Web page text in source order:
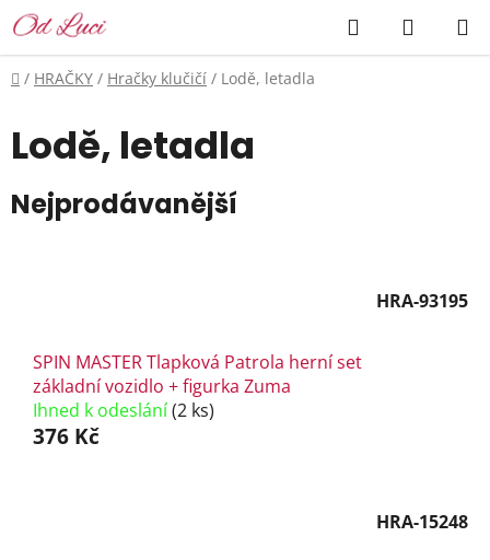
Přejít
na
obsah
Hledat
KOŠÍK
Domů
/ HRAČKY / Hračky klučičí / Lodě, letadla
Lodě, letadla
Nejprodávanější
HRA-93195
SPIN MASTER Tlapková Patrola herní set
základní vozidlo + figurka Zuma
Ihned k odeslání(2 ks)
376 Kč
HRA-15248